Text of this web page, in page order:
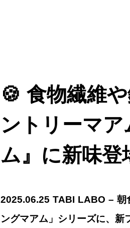
🍪 食物繊維
ントリーマ
ム』に新味登
2025.06.25 TABI LABO – 朝
ングマアム」シリーズに、新